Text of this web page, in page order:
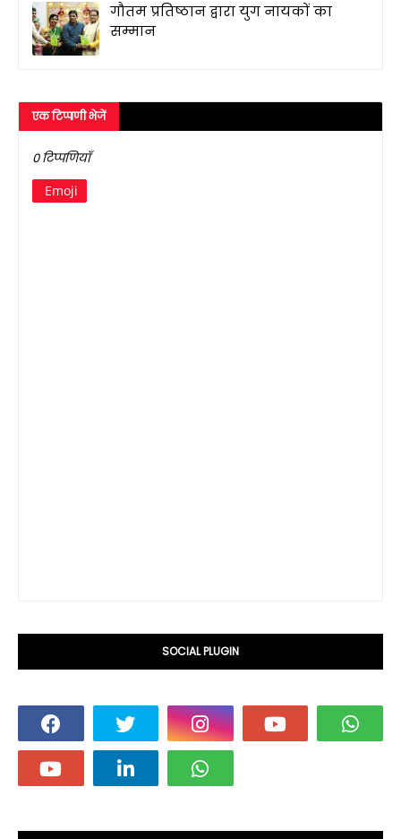
गौतम प्रतिष्ठान द्वारा युग नायकों का
सम्मान
एक टिप्पणी भेजें
0 टिप्पणियाँ
Emoji
SOCIAL PLUGIN